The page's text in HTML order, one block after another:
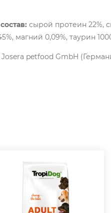
сырой протеин 22%,
магний 0,09%, таурин
Josera petfood GmbH